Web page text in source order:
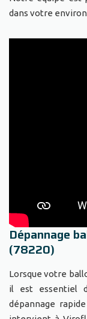
dans votre
Dépannage
(78220)
Lorsque votre
il est essentiel
dépannage